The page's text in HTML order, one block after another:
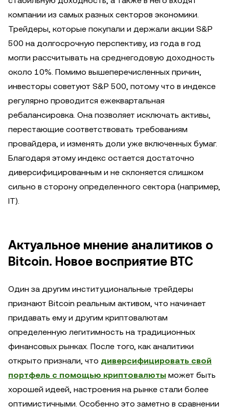
компании из самых разных секторов экономики.
Трейдеры, которые покупали и держали акции S&P
500 на долгосрочную перспективу, из года в год
могли рассчитывать на среднегодовую доходность
около 10%. Помимо вышеперечисленных причин,
инвесторы советуют S&P 500, потому что в индексе
регулярно проводится ежеквартальная
ребалансировка. Она позволяет исключать активы,
перестающие соответствовать требованиям
провайдера, и изменять доли уже включенных бумаг.
Благодаря этому индекс остается достаточно
диверсифицированным и не склоняется слишком
сильно в сторону определенного сектора (например,
IT).
Актуальное мнение аналитиков о
Bitcoin. Новое восприятие BTC
Один за другим институциональные трейдеры
признают Bitcoin реальным активом, что начинает
придавать ему и другим криптовалютам
определенную легитимность на традиционных
финансовых рынках. После того, как аналитики
открыто признали, что диверсифицировать свой
портфель с помощью криптовалюты может быть
хорошей идеей, настроения на рынке стали более
оптимистичными. Особенно это заметно в сравнении